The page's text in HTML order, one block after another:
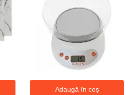
Adaugă în coș